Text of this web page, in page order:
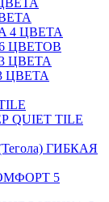
4 ЦВЕТА
ЦВЕТОВ
ЦВЕТА
ЦВЕТА
TILE
ГИБКАЯ
5